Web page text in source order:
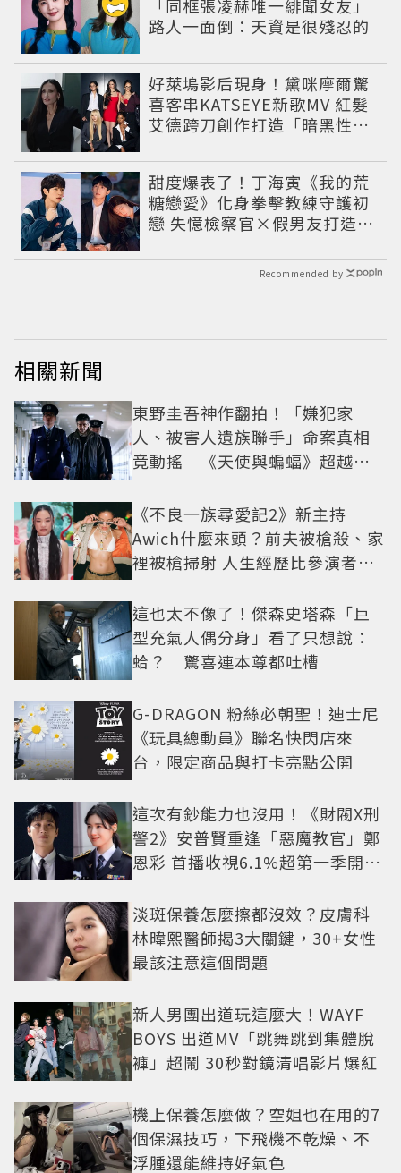
「同框張凌赫唯一緋聞女友」
路人一面倒：天資是很殘忍的
好萊塢影后現身！黛咪摩爾驚
喜客串KATSEYE新歌MV 紅髮
艾德跨刀創作打造「暗黑性
甜度爆表了！丁海寅《我的荒
糖戀愛》化身拳擊教練守護初
戀 失憶檢察官×假男友打造今
Recommended by
相關新聞
東野圭吾神作翻拍！「嫌犯家
人、被害人遺族聯手」命案真相
竟動搖 《天使與蝙蝠》超越懸
《不良一族尋愛記2》新主持
Awich什麼來頭？前夫被槍殺、家
裡被槍掃射 人生經歷比參演者還
這也太不像了！傑森史塔森「巨
型充氣人偶分身」看了只想說：
蛤？ 驚喜連本尊都吐槽
G-DRAGON 粉絲必朝聖！迪士尼
《玩具總動員》聯名快閃店來
台，限定商品與打卡亮點公開
這次有鈔能力也沒用！《財閥X刑
警2》安普賢重逢「惡魔教官」鄭
恩彩 首播收視6.1%超第一季開紅
淡斑保養怎麼擦都沒效？皮膚科
林暐熙醫師揭3大關鍵，30+女性
最該注意這個問題
新人男團出道玩這麼大！WAYF
BOYS 出道MV「跳舞跳到集體脫
褲」超鬧 30秒對鏡清唱影片爆紅
機上保養怎麼做？空姐也在用的7
個保濕技巧，下飛機不乾燥、不
浮腫還能維持好氣色